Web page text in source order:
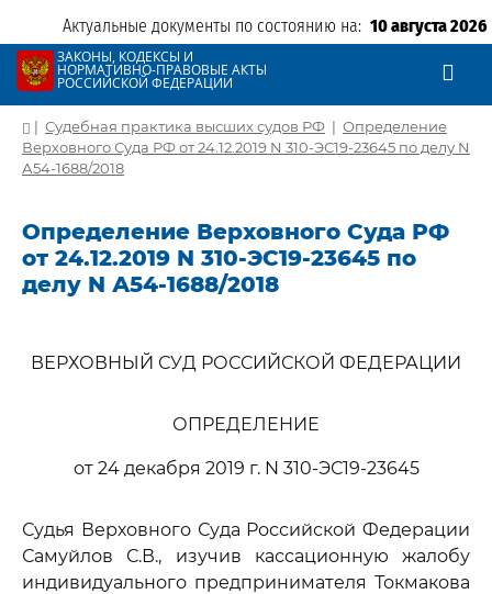
Актуальные документы по состоянию на: 10 августа 2026
ЗАКОНЫ, КОДЕКСЫ И
НОРМАТИВНО-ПРАВОВЫЕ АКТЫ
РОССИЙСКОЙ ФЕДЕРАЦИИ
| Судебная практика высших судов РФ | Определение
Верховного Суда РФ от 24.12.2019 N 310-ЭС19-23645 по делу N
А54-1688/2018
Определение Верховного Суда РФ
от 24.12.2019 N 310-ЭС19-23645 по
делу N А54-1688/2018
ВЕРХОВНЫЙ СУД РОССИЙСКОЙ ФЕДЕРАЦИИ
ОПРЕДЕЛЕНИЕ
от 24 декабря 2019 г. N 310-ЭС19-23645
Судья Верховного Суда Российской Федерации
Самуйлов С.В., изучив кассационную жалобу
индивидуального предпринимателя Токмакова